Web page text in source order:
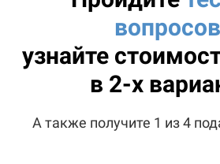
узнайте
в 2-х
А также получите 1 из 4